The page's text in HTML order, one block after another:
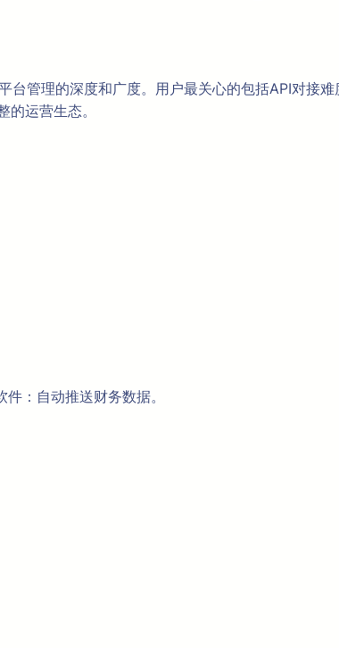
管理的深度和广度。用户最关心的包括API对接
运营生态。
：自动推送财务数据。